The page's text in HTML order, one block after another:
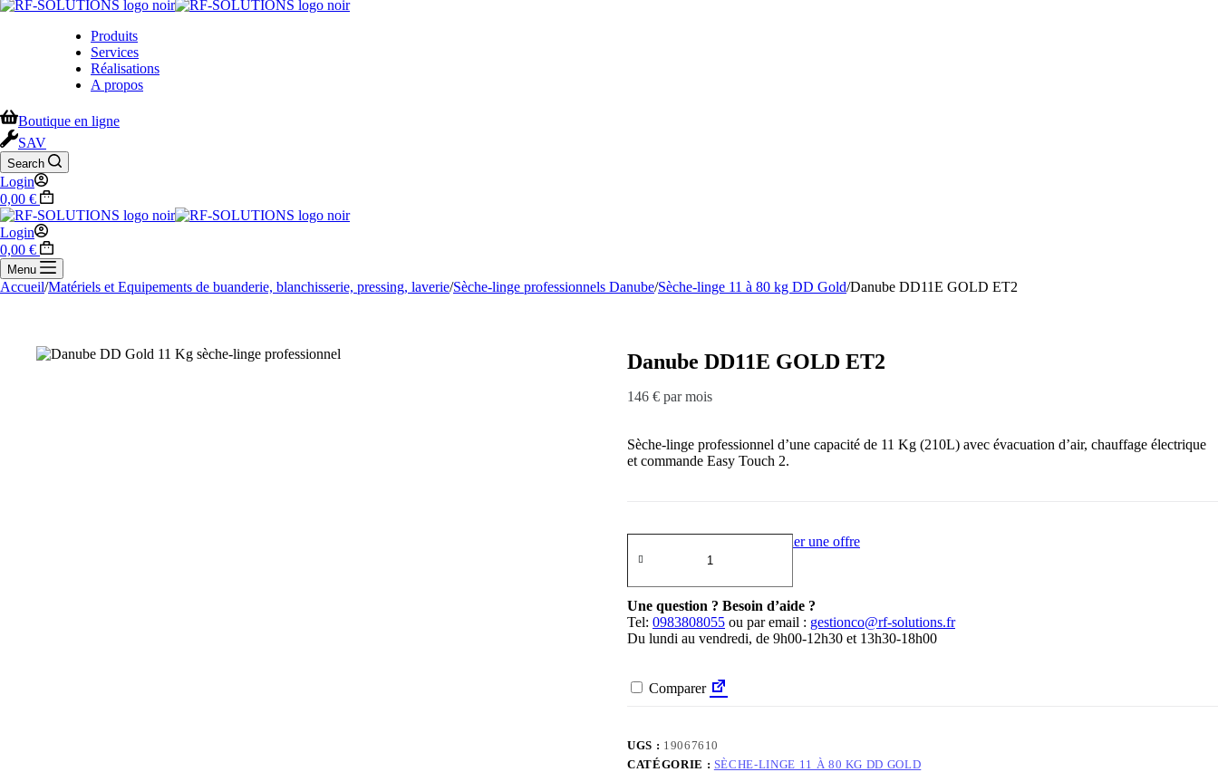
Produits
Services
Réalisations
A propos
Boutique en ligne
SAV
Search
Login
0,00 €
Login
0,00 €
Menu
Accueil/Matériels et Equipements de buanderie, blanchisserie, pressing, laverie/Sèche-linge professionnels Danube/Sèche-linge 11 à 80 kg DD Gold/Danube DD11E GOLD ET2
Danube DD11E GOLD ET2
146 € par mois
Sèche-linge professionnel d’une capacité de 11 Kg (210L) avec évacuation d’air, chauffage électrique
et commande Easy Touch 2.
Demander une offre
Une question ? Besoin d’aide ?
Tel: 0983808055 ou par email : gestionco@rf-solutions.fr
Du lundi au vendredi, de 9h00-12h30 et 13h30-18h00
Comparer
UGS : 19067610
CATÉGORIE : SÈCHE-LINGE 11 À 80 KG DD GOLD